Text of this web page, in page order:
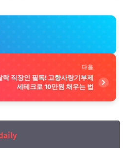
다음
직장인 필독! 고향사랑기부제
세테크로 10만원 채우는 법